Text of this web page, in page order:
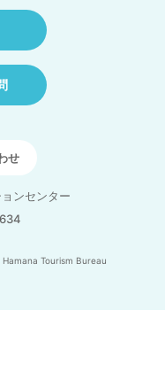
せ
ンセンター
Tourism Bureau